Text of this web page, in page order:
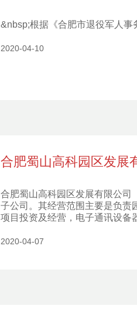
&nbsp;根据《合肥市退役军人事
2020-04-10
合肥蜀山高科园区发展
合肥蜀山高科园区发展有限公司
子公司。其经营范围主要是负责
项目投资及经营，电子通讯设备
2020-04-07